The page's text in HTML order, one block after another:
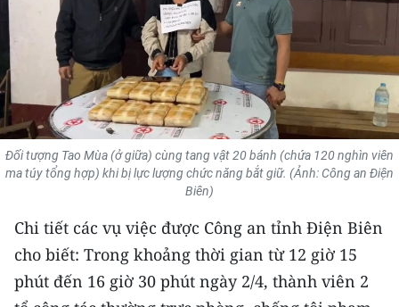
MÔI TRƯỜNG
BẠN ĐỌC
KIỂM CHỨNG THÔNG TIN
TRI THỨC CHUYÊN SÂU
CHƯƠNG TRÌNH OCOP - MỖI XÃ
MỘT SẢN PHẨM
Đối tượng Tao Mùa (ở giữa) cùng tang vật 20 bánh (chứa 120 nghìn viên
ma túy tổng hợp) khi bị lực lượng chức năng bắt giữ. (Ảnh: Công an Điện
Biên)
Chi tiết các vụ việc được Công an tỉnh Điện Biên
cho biết: Trong khoảng thời gian từ 12 giờ 15
phút đến 16 giờ 30 phút ngày 2/4, thành viên 2